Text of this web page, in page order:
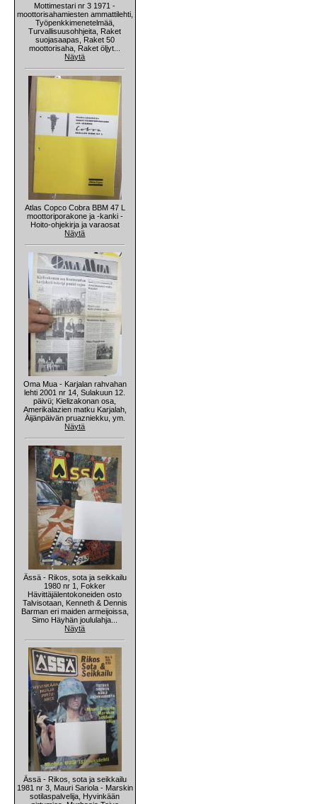
Mottimestari nr 3 1971 -
moottorisahamiesten ammattilehti,
Työpenkkimenetelmää,
Turvallisuusohhjeita, Raket
suojasaapas, Raket 50
moottorisaha, Raket öljyt...
Näytä
Atlas Copco Cobra BBM 47 L
moottoriporakone ja -kanki -
Hoito-ohjekirja ja varaosat
Näytä
Oma Mua - Karjalan rahvahan
lehti 2001 nr 14, Sulakuun 12.
päivü; Kielizakonan osa,
Amerikalazien matku Karjalah,
Äijänpäivän pruazniekku, ym.
Näytä
Ässä - Rikos, sota ja seikkailu
1980 nr 1, Fokker
Hävittäjälentokoneiden osto
Talvisotaan, Kenneth & Dennis
Barman eri maiden armeijoissa,
Simo Häyhän joululahja...
Näytä
Ässä - Rikos, sota ja seikkailu
1981 nr 3, Mauri Sariola - Marskin
sotilaspalvelija, Hyvinkään